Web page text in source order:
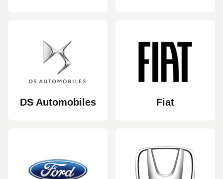
DS Automobiles Fiat